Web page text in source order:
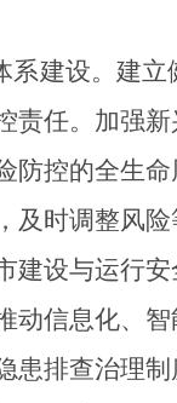
系建设。建立
责任。加强
防控的全生
及时调整风
建设与运行
动信息化、
患排查治理